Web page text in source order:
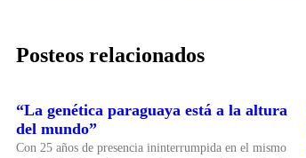
Posteos relacionados
“La genética paraguaya está a la altura
del mundo”
Con 25 años de presencia ininterrumpida en el mismo